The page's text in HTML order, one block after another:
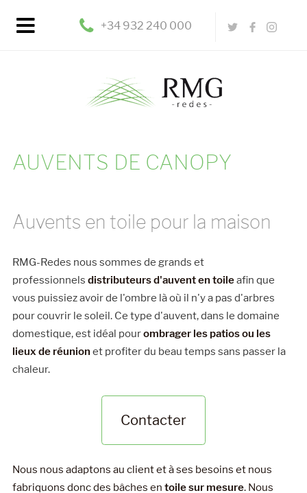
+34 932 240 000
AUVENTS DE CANOPY
Auvents en toile pour la maison
RMG-Redes nous sommes de grands et
professionnels distributeurs d'auvent en toileafin que
vous puissiez avoir de l'ombre là où il n'y a pas d'arbres
pour couvrir le soleil. Ce type d'auvent, dans le domaine
domestique, est idéal pourombrager les patios ou les
lieux de réunion et profiter du beau temps sans passer la
chaleur.
Contacter
Nous nous adaptons au client et à ses besoins et nous
fabriquons donc des bâches en toile sur mesure. Nous